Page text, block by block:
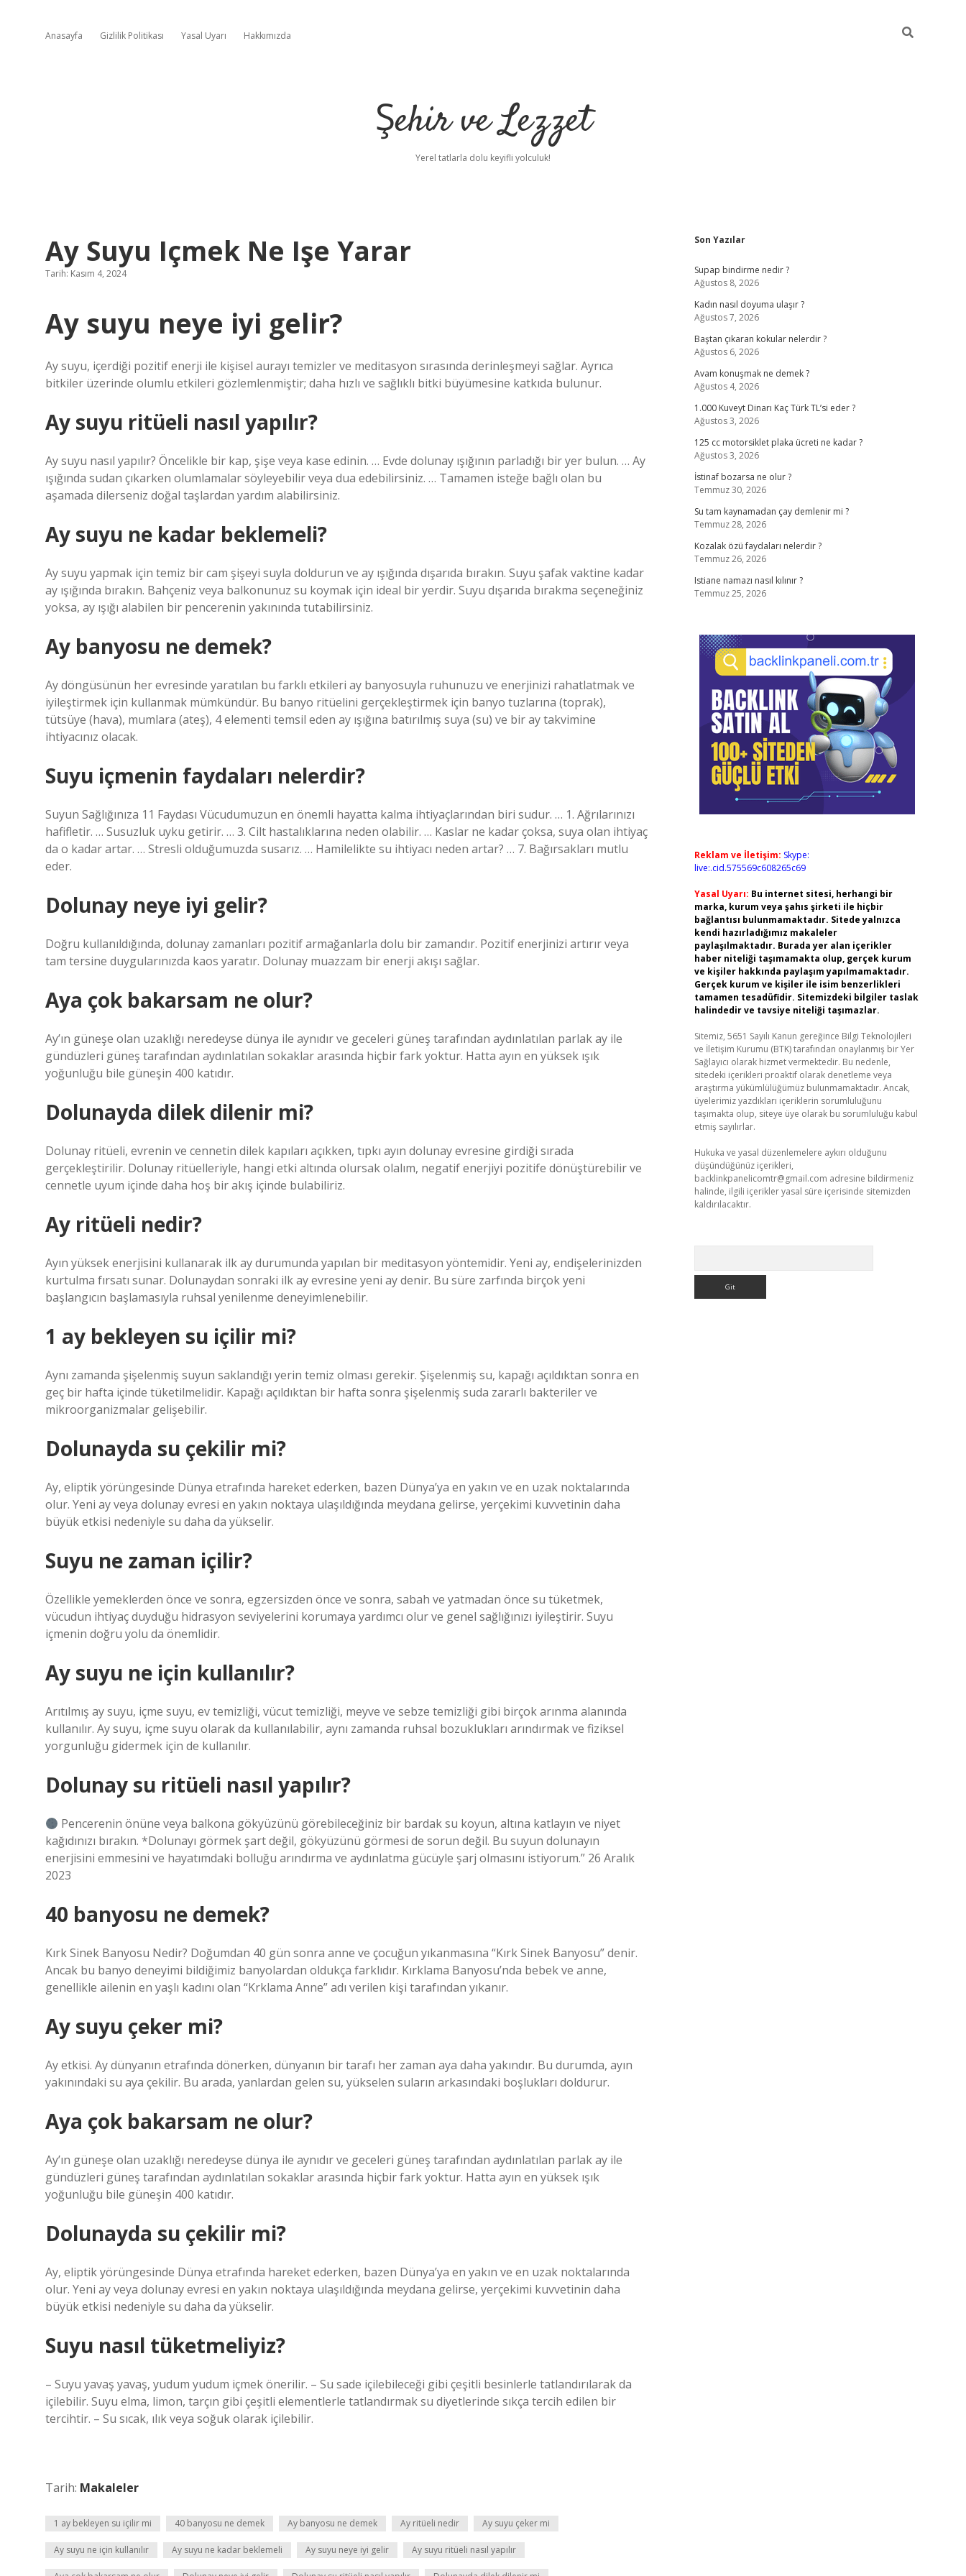
Anasayfa Gizlilik Politikası Yasal Uyarı Hakkımızda
Şehir ve Lezzet
Yerel tatlarla dolu keyifli yolculuk!
Ay Suyu Içmek Ne Işe Yarar
Tarih: Kasım 4, 2024
Ay suyu neye iyi gelir?
Ay suyu, içerdiği pozitif enerji ile kişisel aurayı temizler ve meditasyon sırasında derinleşmeyi sağlar. Ayrıca
bitkiler üzerinde olumlu etkileri gözlemlenmiştir; daha hızlı ve sağlıklı bitki büyümesine katkıda bulunur.
Ay suyu ritüeli nasıl yapılır?
Ay suyu nasıl yapılır? Öncelikle bir kap, şişe veya kase edinin. … Evde dolunay ışığının parladığı bir yer bulun. … Ay
ışığında sudan çıkarken olumlamalar söyleyebilir veya dua edebilirsiniz. … Tamamen isteğe bağlı olan bu
aşamada dilerseniz doğal taşlardan yardım alabilirsiniz.
Ay suyu ne kadar beklemeli?
Ay suyu yapmak için temiz bir cam şişeyi suyla doldurun ve ay ışığında dışarıda bırakın. Suyu şafak vaktine kadar
ay ışığında bırakın. Bahçeniz veya balkonunuz su koymak için ideal bir yerdir. Suyu dışarıda bırakma seçeneğiniz
yoksa, ay ışığı alabilen bir pencerenin yakınında tutabilirsiniz.
Ay banyosu ne demek?
Ay döngüsünün her evresinde yaratılan bu farklı etkileri ay banyosuyla ruhunuzu ve enerjinizi rahatlatmak ve
iyileştirmek için kullanmak mümkündür. Bu banyo ritüelini gerçekleştirmek için banyo tuzlarına (toprak),
tütsüye (hava), mumlara (ateş), 4 elementi temsil eden ay ışığına batırılmış suya (su) ve bir ay takvimine
ihtiyacınız olacak.
Suyu içmenin faydaları nelerdir?
Suyun Sağlığınıza 11 Faydası Vücudumuzun en önemli hayatta kalma ihtiyaçlarından biri sudur. … 1. Ağrılarınızı
hafifletir. … Susuzluk uyku getirir. … 3. Cilt hastalıklarına neden olabilir. … Kaslar ne kadar çoksa, suya olan ihtiyaç
da o kadar artar. … Stresli olduğumuzda susarız. … Hamilelikte su ihtiyacı neden artar? … 7. Bağırsakları mutlu
eder.
Dolunay neye iyi gelir?
Doğru kullanıldığında, dolunay zamanları pozitif armağanlarla dolu bir zamandır. Pozitif enerjinizi artırır veya
tam tersine duygularınızda kaos yaratır. Dolunay muazzam bir enerji akışı sağlar.
Aya çok bakarsam ne olur?
Ay’ın güneşe olan uzaklığı neredeyse dünya ile aynıdır ve geceleri güneş tarafından aydınlatılan parlak ay ile
gündüzleri güneş tarafından aydınlatılan sokaklar arasında hiçbir fark yoktur. Hatta ayın en yüksek ışık
yoğunluğu bile güneşin 400 katıdır.
Dolunayda dilek dilenir mi?
Dolunay ritüeli, evrenin ve cennetin dilek kapıları açıkken, tıpkı ayın dolunay evresine girdiği sırada
gerçekleştirilir. Dolunay ritüelleriyle, hangi etki altında olursak olalım, negatif enerjiyi pozitife dönüştürebilir ve
cennetle uyum içinde daha hoş bir akış içinde bulabiliriz.
Ay ritüeli nedir?
Ayın yüksek enerjisini kullanarak ilk ay durumunda yapılan bir meditasyon yöntemidir. Yeni ay, endişelerinizden
kurtulma fırsatı sunar. Dolunaydan sonraki ilk ay evresine yeni ay denir. Bu süre zarfında birçok yeni
başlangıcın başlamasıyla ruhsal yenilenme deneyimlenebilir.
1 ay bekleyen su içilir mi?
Aynı zamanda şişelenmiş suyun saklandığı yerin temiz olması gerekir. Şişelenmiş su, kapağı açıldıktan sonra en
geç bir hafta içinde tüketilmelidir. Kapağı açıldıktan bir hafta sonra şişelenmiş suda zararlı bakteriler ve
mikroorganizmalar gelişebilir.
Dolunayda su çekilir mi?
Ay, eliptik yörüngesinde Dünya etrafında hareket ederken, bazen Dünya’ya en yakın ve en uzak noktalarında
olur. Yeni ay veya dolunay evresi en yakın noktaya ulaşıldığında meydana gelirse, yerçekimi kuvvetinin daha
büyük etkisi nedeniyle su daha da yükselir.
Suyu ne zaman içilir?
Özellikle yemeklerden önce ve sonra, egzersizden önce ve sonra, sabah ve yatmadan önce su tüketmek,
vücudun ihtiyaç duyduğu hidrasyon seviyelerini korumaya yardımcı olur ve genel sağlığınızı iyileştirir. Suyu
içmenin doğru yolu da önemlidir.
Ay suyu ne için kullanılır?
Arıtılmış ay suyu, içme suyu, ev temizliği, vücut temizliği, meyve ve sebze temizliği gibi birçok arınma alanında
kullanılır. Ay suyu, içme suyu olarak da kullanılabilir, aynı zamanda ruhsal bozuklukları arındırmak ve fiziksel
yorgunluğu gidermek için de kullanılır.
Dolunay su ritüeli nasıl yapılır?
Pencerenin önüne veya balkona gökyüzünü görebileceğiniz bir bardak su koyun, altına katlayın ve niyet
kağıdınızı bırakın. *Dolunayı görmek şart değil, gökyüzünü görmesi de sorun değil. Bu suyun dolunayın
enerjisini emmesini ve hayatımdaki bolluğu arındırma ve aydınlatma gücüyle şarj olmasını istiyorum.” 26 Aralık
2023
40 banyosu ne demek?
Kırk Sinek Banyosu Nedir? Doğumdan 40 gün sonra anne ve çocuğun yıkanmasına “Kırk Sinek Banyosu” denir.
Ancak bu banyo deneyimi bildiğimiz banyolardan oldukça farklıdır. Kırklama Banyosu’nda bebek ve anne,
genellikle ailenin en yaşlı kadını olan “Krklama Anne” adı verilen kişi tarafından yıkanır.
Ay suyu çeker mi?
Ay etkisi. Ay dünyanın etrafında dönerken, dünyanın bir tarafı her zaman aya daha yakındır. Bu durumda, ayın
yakınındaki su aya çekilir. Bu arada, yanlardan gelen su, yükselen suların arkasındaki boşlukları doldurur.
Aya çok bakarsam ne olur?
Ay’ın güneşe olan uzaklığı neredeyse dünya ile aynıdır ve geceleri güneş tarafından aydınlatılan parlak ay ile
gündüzleri güneş tarafından aydınlatılan sokaklar arasında hiçbir fark yoktur. Hatta ayın en yüksek ışık
yoğunluğu bile güneşin 400 katıdır.
Dolunayda su çekilir mi?
Ay, eliptik yörüngesinde Dünya etrafında hareket ederken, bazen Dünya’ya en yakın ve en uzak noktalarında
olur. Yeni ay veya dolunay evresi en yakın noktaya ulaşıldığında meydana gelirse, yerçekimi kuvvetinin daha
büyük etkisi nedeniyle su daha da yükselir.
Suyu nasıl tüketmeliyiz?
– Suyu yavaş yavaş, yudum yudum içmek önerilir. – Su sade içilebileceği gibi çeşitli besinlerle tatlandırılarak da
içilebilir. Suyu elma, limon, tarçın gibi çeşitli elementlerle tatlandırmak su diyetlerinde sıkça tercih edilen bir
tercihtir. – Su sıcak, ılık veya soğuk olarak içilebilir.
Tarih: Makaleler
1 ay bekleyen su içilir mi 40 banyosu ne demek Ay banyosu ne demek Ay ritüeli nedir Ay suyu çeker mi
Ay suyu ne için kullanılır Ay suyu ne kadar beklemeli Ay suyu neye iyi gelir Ay suyu ritüeli nasıl yapılır
Sidebar
Son Yazılar
Supap bindirme nedir ?
Ağustos 8, 2026
Kadın nasıl doyuma ulaşır ?
Ağustos 7, 2026
Baştan çıkaran kokular nelerdir ?
Ağustos 6, 2026
Avam konuşmak ne demek ?
Ağustos 4, 2026
1.000 Kuveyt Dinarı Kaç Türk TL’si eder ?
Ağustos 3, 2026
125 cc motorsiklet plaka ücreti ne kadar ?
Ağustos 3, 2026
İstinaf bozarsa ne olur ?
Temmuz 30, 2026
Su tam kaynamadan çay demlenir mi ?
Temmuz 28, 2026
Kozalak özü faydaları nelerdir ?
Temmuz 26, 2026
Istiane namazı nasıl kılınır ?
Temmuz 25, 2026
Reklam ve İletişim: Skype:
live:.cid.575569c608265c69
Yasal Uyarı: Bu internet sitesi, herhangi bir
marka, kurum veya şahıs şirketi ile hiçbir
bağlantısı bulunmamaktadır. Sitede yalnızca
kendi hazırladığımız makaleler
paylaşılmaktadır. Burada yer alan içerikler
haber niteliği taşımamakta olup, gerçek kurum
ve kişiler hakkında paylaşım yapılmamaktadır.
Gerçek kurum ve kişiler ile isim benzerlikleri
tamamen tesadüfidir. Sitemizdeki bilgiler taslak
halindedir ve tavsiye niteliği taşımazlar.
Sitemiz, 5651 Sayılı Kanun gereğince Bilgi Teknolojileri
ve İletişim Kurumu (BTK) tarafından onaylanmış bir Yer
Sağlayıcı olarak hizmet vermektedir. Bu nedenle,
sitedeki içerikleri proaktif olarak denetleme veya
araştırma yükümlülüğümüz bulunmamaktadır. Ancak,
üyelerimiz yazdıkları içeriklerin sorumluluğunu
taşımakta olup, siteye üye olarak bu sorumluluğu kabul
etmiş sayılırlar.
Hukuka ve yasal düzenlemelere aykırı olduğunu
düşündüğünüz içerikleri,
backlinkpanelicomtr@gmail.com adresine bildirmeniz
halinde, ilgili içerikler yasal süre içerisinde sitemizden
kaldırılacaktır.